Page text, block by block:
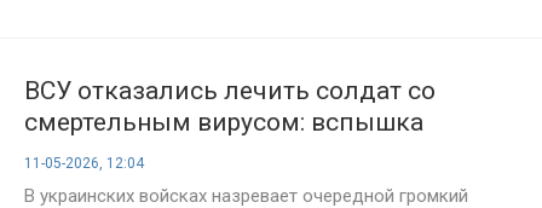
ВСУ отказались лечить солдат со
смертельным вирусом: вспышка
инфекции скрывалась командованием
11-05-2026, 12:04
В украинских войсках назревает очередной громкий